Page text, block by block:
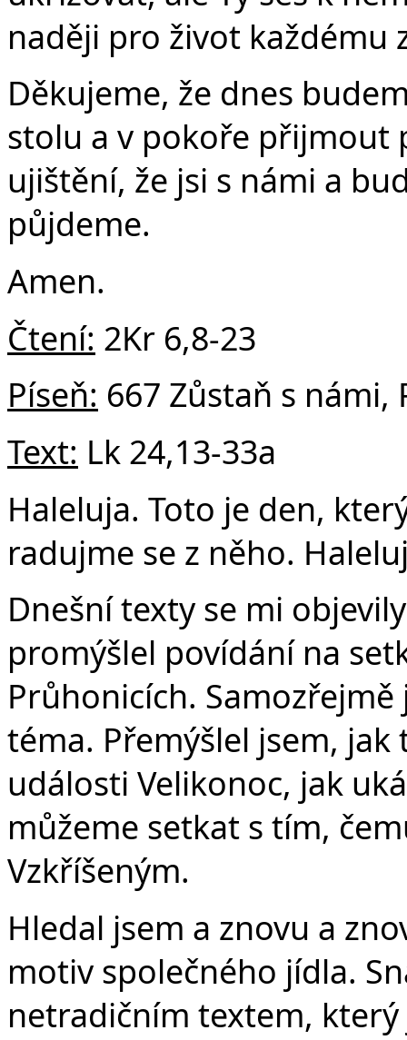
naději pro život každému
Děkujeme, že dnes
stolu a v pokoře přijmout
ujištění, že jsi s námi a
půjdeme.
Amen.
Čtení: 2Kr 6,8-23
Píseň: 667 Zůstaň s námi,
Text: Lk 24,13-33a
Haleluja. Toto je den,
radujme se z něho.
Dnešní texty se mi
promýšlel povídání na
Průhonicích.
téma. Přemýšlel jsem,
události Velikonoc, jak
můžeme setkat s tím,
Vzkříšeným.
Hledal jsem a znovu a
motiv společného jídla.
netradičním textem,